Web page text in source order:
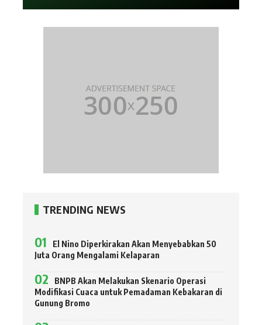
TRENDING NEWS
El Nino Diperkirakan Akan Menyebabkan 50
Juta Orang Mengalami Kelaparan
BNPB Akan Melakukan Skenario Operasi
Modifikasi Cuaca untuk Pemadaman Kebakaran di
Gunung Bromo